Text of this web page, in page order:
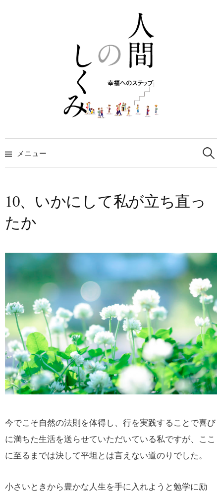
メニュー
検
索:
10、いかにして私が立ち直っ
たか
今でこそ自然の法則を体得し、行を実践することで喜び
に満ちた生活を送らせていただいている私ですが、ここ
に至るまでは決して平坦とは言えない道のりでした。
小さいときから豊かな人生を手に入れようと勉学に励